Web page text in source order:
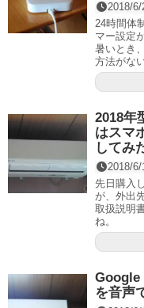
2018/6/
24時間体
マー設定
暑いとき
方法がな
2018年
はスマ
してみ
2018/6/
先日購入
が、外出
取扱説明
ね。
Google
を音声